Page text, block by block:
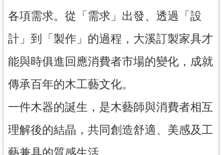
品
回
首
頁
網
導
市
政
各項需求。從「需求」出發、透過「設
計」到「製作」的過程，大溪訂製家具才
能與時俱進回應消費者市場的變化，成就
傳承百年的木工藝文化。
一件木器的誕生，是木藝師與消費者相互
理解後的結晶，共同創造舒適、美感及工